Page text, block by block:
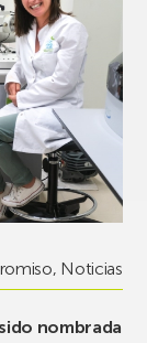
, Noticias
nombrada